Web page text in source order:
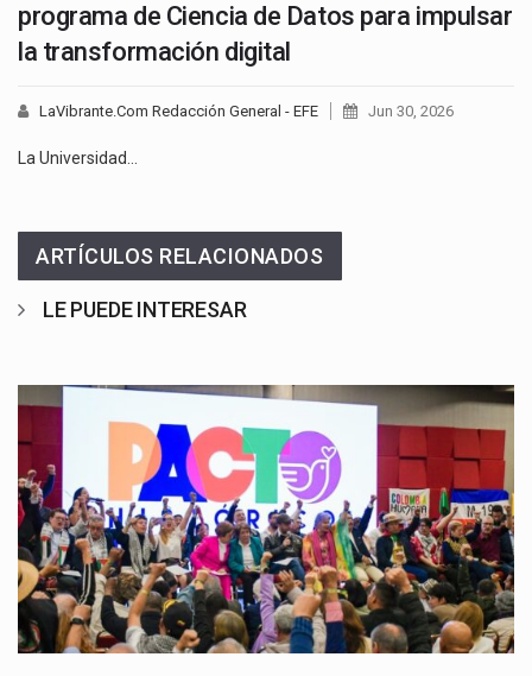
programa de Ciencia de Datos para impulsar
la transformación digital
LaVibrante.Com Redacción General - EFE Jun 30, 2026
La Universidad…
ARTÍCULOS RELACIONADOS
LE PUEDE INTERESAR